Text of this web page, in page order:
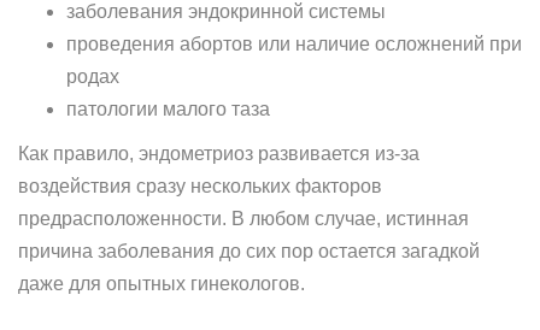
заболевания эндокринной системы
проведения абортов или наличие осложнений при
родах
патологии малого таза
Как правило, эндометриоз развивается из-за
воздействия сразу нескольких факторов
предрасположенности. В любом случае, истинная
причина заболевания до сих пор остается загадкой
даже для опытных гинекологов.